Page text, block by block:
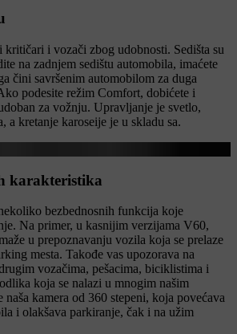
i vozači zbog udobnosti. Sedišta su
na zadnjem sedištu automobila, imaćete
čini savršenim automobilom za duga
podesite režim Comfort, dobićete i
za vožnju. Upravljanje je svetlo,
a kretanje karoseije je u skladu sa.
karakteristika
bezbednosnih funkcija koje
Na primer, u kasnijim verzijama V60,
u prepoznavanju vozila koja se prelaze
mesta. Takođe vas upozorava na
vozačima, pešacima, biciklistima i
koja se nalazi u mnogim našim
kamera od 360 stepeni, koja povećava
i olakšava parkiranje, čak i na užim